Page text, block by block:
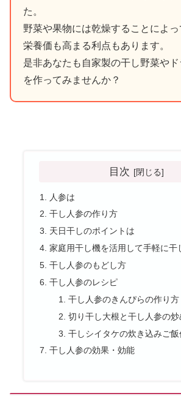
た。
野菜や果物には乾燥することによ
栄養価も高まる利点もあります。
是非あなたも自家製の干し野菜や
を作ってみませんか？
目次
人参は
干し人参の作り方
天日干しのポイントは
家庭用干し機を活用して手軽に干
干し人参のもどし方
干し人参のレシピ
干し人参のきんぴらの作り方
切り干し大根と干し人参の
干しシイタケの炊き込みご
干し人参の効果・効能